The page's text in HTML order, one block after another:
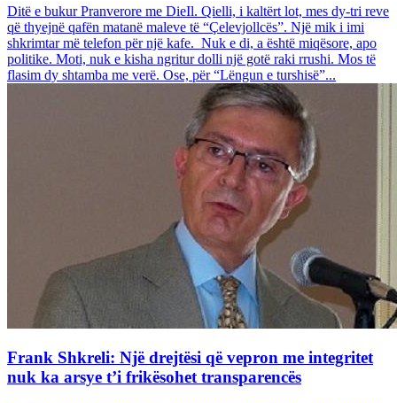
Ditë e bukur Pranverore me DieIl. Qielli, i kaltërt lot, mes dy-tri reve
që thyejnë qafën matanë maleve të “Çelevjollcës”. Një mik i imi
shkrimtar më telefon për një kafe. Nuk e di, a është miqësore, apo
politike. Moti, nuk e kisha ngritur dolli një gotë raki rrushi. Mos të
flasim dy shtamba me verë. Ose, për “Lëngun e turshisë”...
Frank Shkreli: Një drejtësi që vepron me integritet
nuk ka arsye t’i frikësohet transparencës